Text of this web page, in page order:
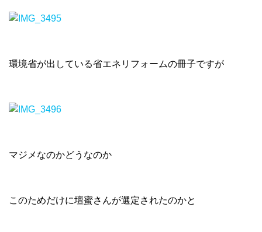
環境省が出している省エネリフォームの冊子ですが
マジメなのかどうなのか
このためだけに壇蜜さんが選定されたのかと